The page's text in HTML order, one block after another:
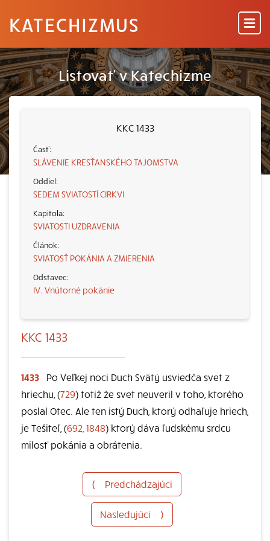
KATECHIZMUS
Listovať v Katechizme
KKC 1433
SLÁVENIE KRESŤANSKÉHO TAJOMSTVA
SEDEM SVIATOSTÍ CIRKVI
SVIATOSTI UZDRAVENIA
SVIATOSŤ POKÁNIA A ZMIERENIA
IV. Vnútorné pokánie
KKC 1433
1433
Po Veľkej noci Duch Svätý usviedča svet z
hriechu, (729) totiž že svet neuveril v toho, ktorého
poslal Otec. Ale ten istý Duch, ktorý odhaľuje hriech,
je Tešiteľ, (692, 1848) ktorý dáva ľudskému srdcu
milosť pokánia a obrátenia.
⟨ Predchádzajúci
Nasledujúci ⟩